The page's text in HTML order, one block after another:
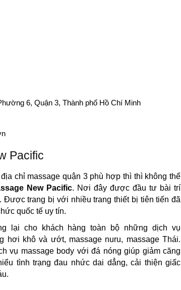
6, Quận 3, Thành phố Hồ Chí Minh
Pacific
chỉ massage quận 3 phù hợp thì thì không thể
New Pacific. Nơi đây được đầu tư bài trí
Được trang bị với nhiều trang thiết bị tiên tiến đã
quốc tế uy tín.
lại cho khách hàng toàn bộ những dịch vụ
hơi khô và ướt, massage nuru, massage Thái.
vụ massage body với đá nóng giúp giảm căng
tình trạng đau nhức dai dẳng, cải thiện giấc